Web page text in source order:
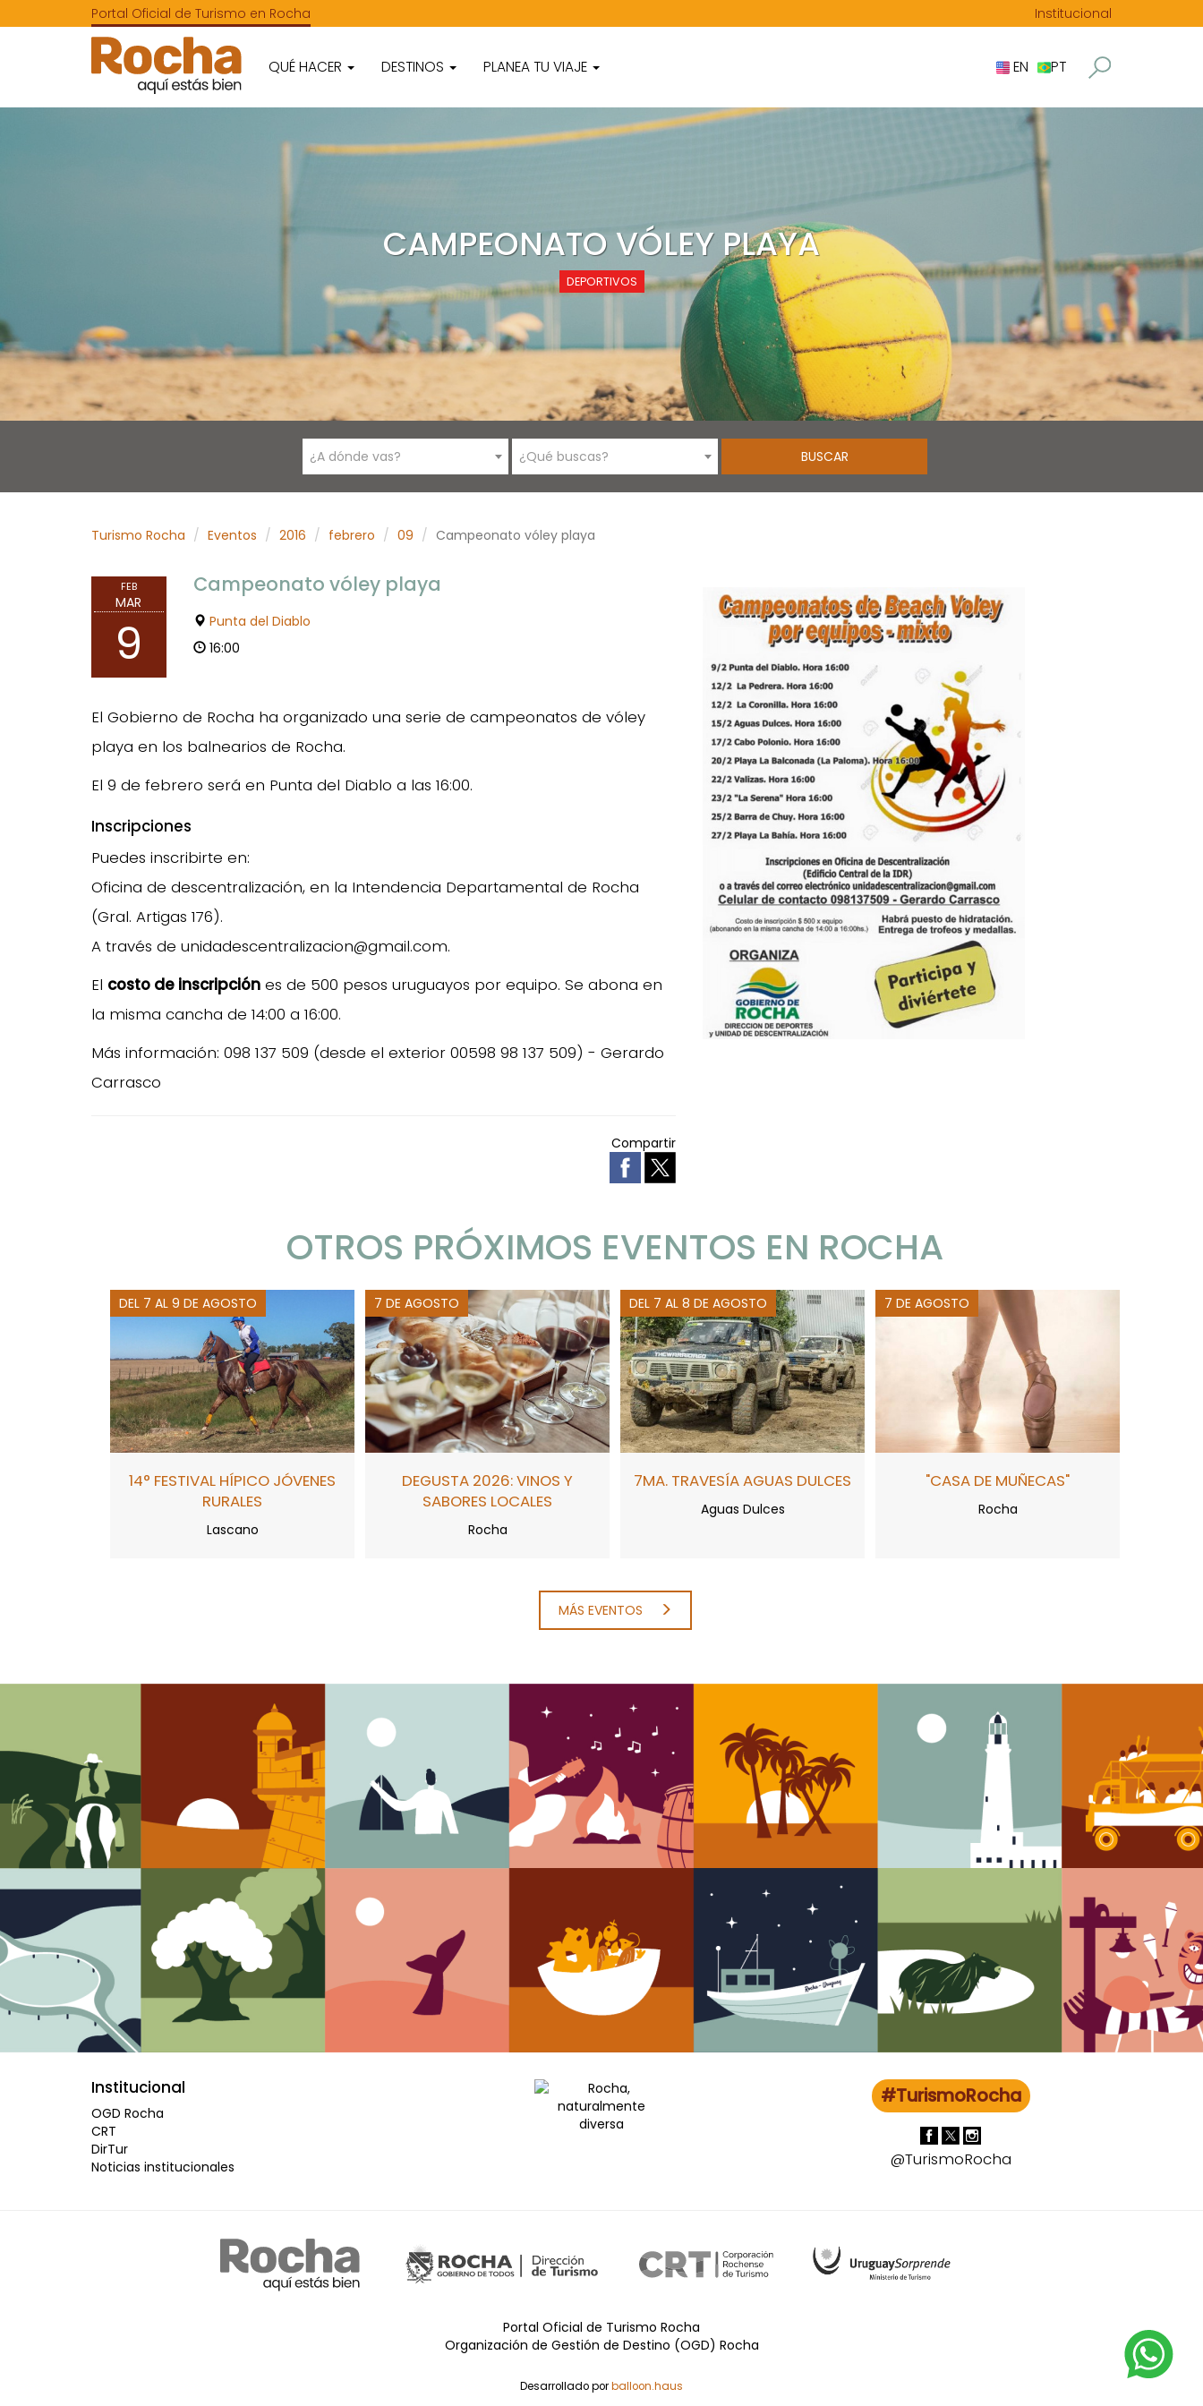
Portal Oficial de Turismo en Rocha Institucional
QUÉ HACER DESTINOS PLANEA TU VIAJE EN PT
CAMPEONATO VÓLEY PLAYA
DEPORTIVOS
¿A dónde vas? ¿Qué buscas?
Turismo Rocha Eventos 2016 febrero 09 Campeonato vóley playa
FEB
MAR
9
Campeonato vóley playa
Punta del Diablo
16:00
El Gobierno de Rocha ha organizado una serie de campeonatos de vóley
playa en los balnearios de Rocha.
El 9 de febrero será en Punta del Diablo a las 16:00.
Inscripciones
Puedes inscribirte en:
Oficina de descentralización, en la Intendencia Departamental de Rocha
(Gral. Artigas 176).
A través de unidadescentralizacion@gmail.com.
El costo de inscripción es de 500 pesos uruguayos por equipo. Se abona en
la misma cancha de 14:00 a 16:00.
Más información: 098 137 509 (desde el exterior 00598 98 137 509) - Gerardo
Carrasco
Compartir
OTROS PRÓXIMOS EVENTOS EN ROCHA
DEL 7 AL 9 DE AGOSTO
14° FESTIVAL HÍPICO JÓVENES
RURALES
Lascano
7 DE AGOSTO
DEGUSTA 2026: VINOS Y
SABORES LOCALES
Rocha
DEL 7 AL 8 DE AGOSTO
7MA. TRAVESÍA AGUAS DULCES
Aguas Dulces
7 DE AGOSTO
"CASA DE MUÑECAS"
Rocha
MÁS EVENTOS
Institucional
OGD Rocha
CRT
DirTur
Noticias institucionales
#TurismoRocha
@TurismoRocha
Portal Oficial de Turismo Rocha
Organización de Gestión de Destino (OGD) Rocha
Desarrollado porballoon.haus